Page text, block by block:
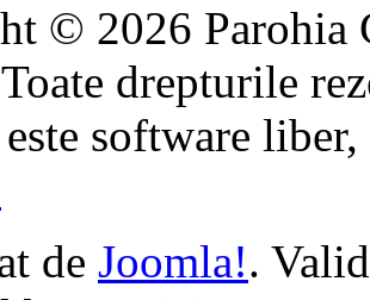
© 2026 Parohia
drepturile
este software
de Joomla!.